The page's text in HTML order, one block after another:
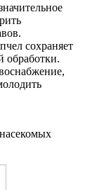
сохраняет
обработки.